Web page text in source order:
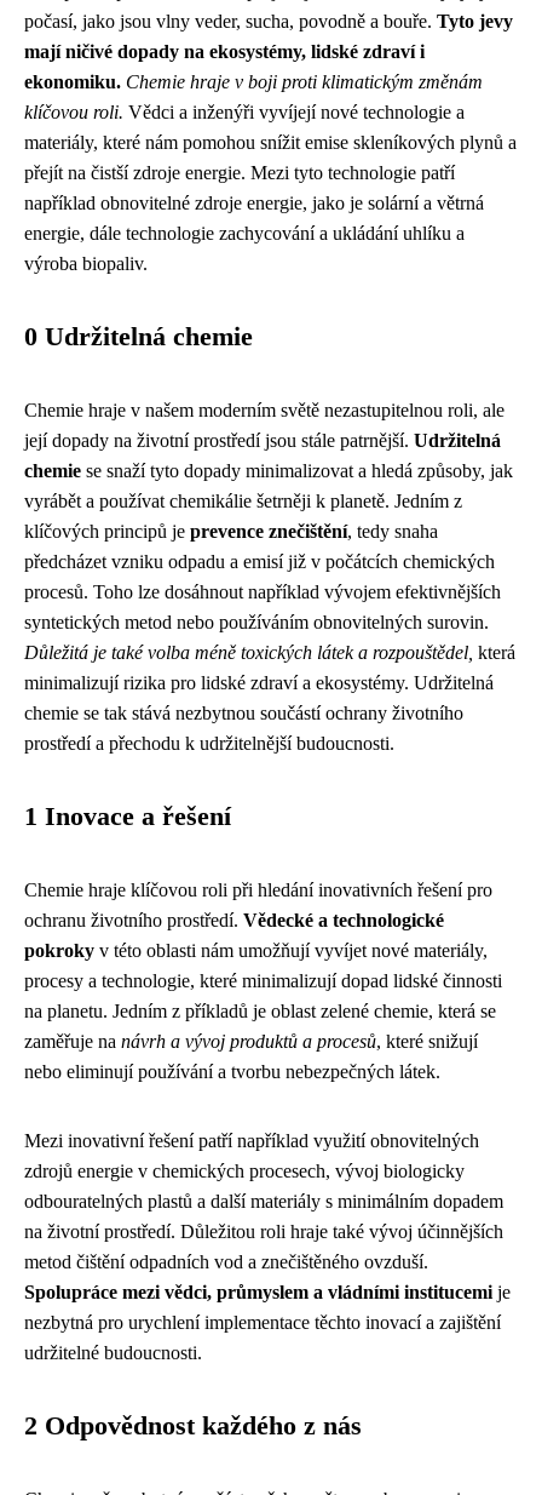
počasí, jako jsou vlny veder, sucha, povodně a bouře. Tyto jevy
mají ničivé dopady na ekosystémy, lidské zdraví i
ekonomiku. Chemie hraje v boji proti klimatickým změnám
klíčovou roli. Vědci a inženýři vyvíjejí nové technologie a
materiály, které nám pomohou snížit emise skleníkových plynů a
přejít na čistší zdroje energie. Mezi tyto technologie patří
například obnovitelné zdroje energie, jako je solární a větrná
energie, dále technologie zachycování a ukládání uhlíku a
výroba biopaliv.
0 Udržitelná chemie
Chemie hraje v našem moderním světě nezastupitelnou roli, ale
její dopady na životní prostředí jsou stále patrnější. Udržitelná
chemie se snaží tyto dopady minimalizovat a hledá způsoby, jak
vyrábět a používat chemikálie šetrněji k planetě. Jedním z
klíčových principů je prevence znečištění, tedy snaha
předcházet vzniku odpadu a emisí již v počátcích chemických
procesů. Toho lze dosáhnout například vývojem efektivnějších
syntetických metod nebo používáním obnovitelných surovin.
Důležitá je také volba méně toxických látek a rozpouštědel, která
minimalizují rizika pro lidské zdraví a ekosystémy. Udržitelná
chemie se tak stává nezbytnou součástí ochrany životního
prostředí a přechodu k udržitelnější budoucnosti.
1 Inovace a řešení
Chemie hraje klíčovou roli při hledání inovativních řešení pro
ochranu životního prostředí. Vědecké a technologické
pokroky v této oblasti nám umožňují vyvíjet nové materiály,
procesy a technologie, které minimalizují dopad lidské činnosti
na planetu. Jedním z příkladů je oblast zelené chemie, která se
zaměřuje na návrh a vývoj produktů a procesů, které snižují
nebo eliminují používání a tvorbu nebezpečných látek.
Mezi inovativní řešení patří například využití obnovitelných
zdrojů energie v chemických procesech, vývoj biologicky
odbouratelných plastů a další materiály s minimálním dopadem
na životní prostředí. Důležitou roli hraje také vývoj účinnějších
metod čištění odpadních vod a znečištěného ovzduší.
Spolupráce mezi vědci, průmyslem a vládními institucemi je
nezbytná pro urychlení implementace těchto inovací a zajištění
udržitelné budoucnosti.
2 Odpovědnost každého z nás